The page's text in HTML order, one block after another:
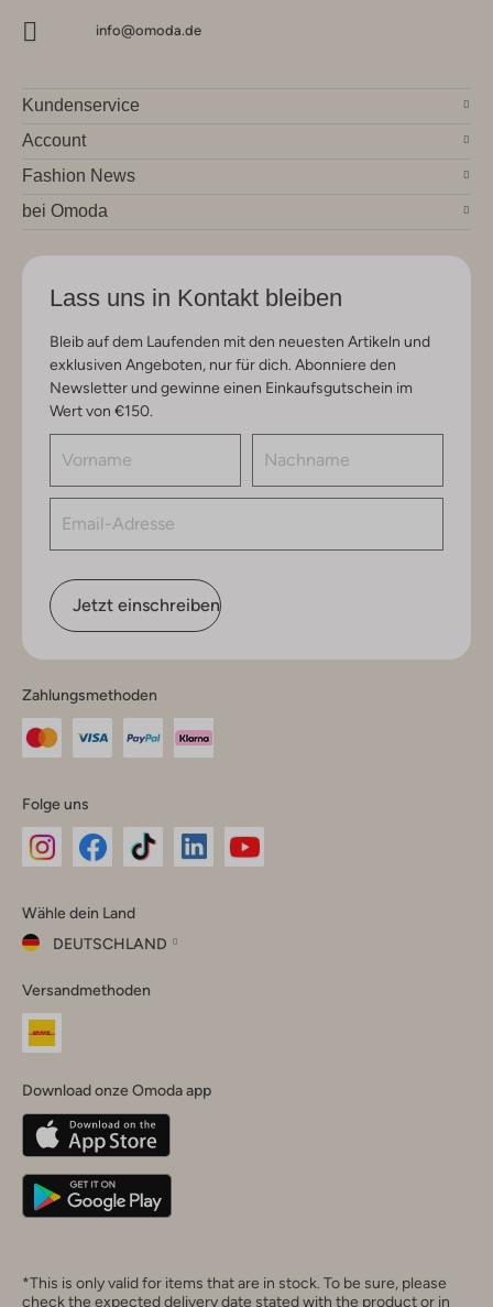
info@omoda.de
Kundenservice
Account
Fashion News
bei Omoda
Lass uns in Kontakt bleiben
Bleib auf dem Laufenden mit den neuesten Artikeln und
exklusiven Angeboten, nur für dich. Abonniere den
Newsletter und gewinne einen Einkaufsgutschein im
Wert von €150.
Jetzt einschreiben
Zahlungsmethoden
Folge uns
Instagram
Facebook
TikTok
Wähle dein Land
DEUTSCHLAND
dein
Land
Belgique(Français)
Deutschland
Versandmethoden
Download onze Omoda app
*This is only valid for items that are in stock. To be sure, please
check the expected delivery date stated with the product or in